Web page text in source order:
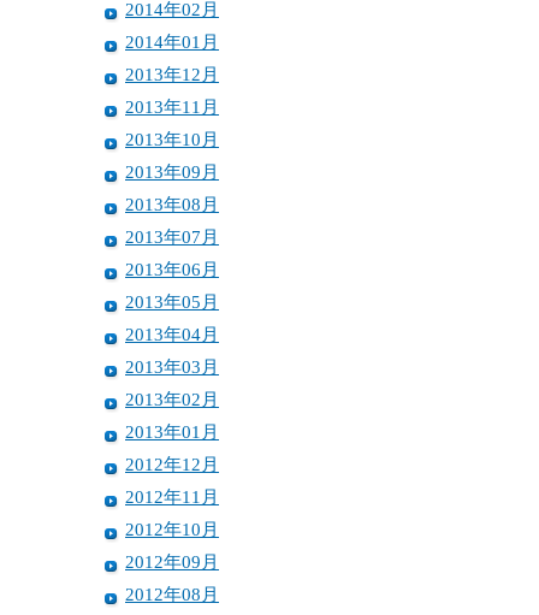
2014年02月
2014年01月
2013年12月
2013年11月
2013年10月
2013年09月
2013年08月
2013年07月
2013年06月
2013年05月
2013年04月
2013年03月
2013年02月
2013年01月
2012年12月
2012年11月
2012年10月
2012年09月
2012年08月